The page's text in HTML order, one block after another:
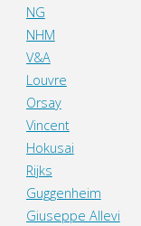
NG
NHM
V&A
Louvre
Orsay
Vincent
Hokusai
Rijks
Guggenheim
Giuseppe Allevi